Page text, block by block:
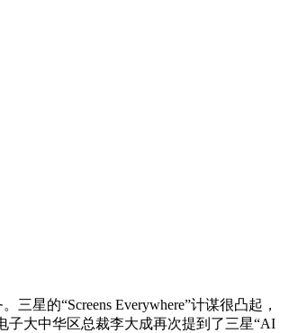
的“Screens Everywhere”计谋很凸起，
子大中华区总裁李大成再次提到了三星“AI